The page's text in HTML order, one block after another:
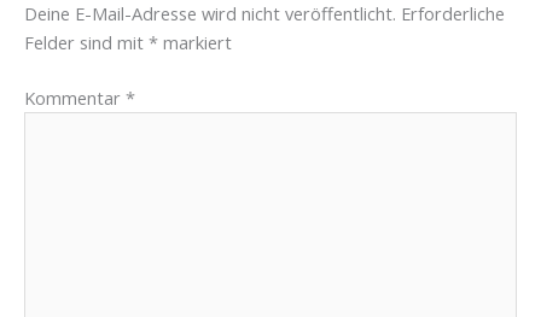
Deine E-Mail-Adresse wird nicht veröffentlicht. Erforderliche
Felder sind mit * markiert
Kommentar *